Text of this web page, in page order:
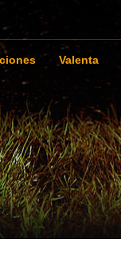
Valenta